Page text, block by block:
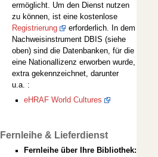
ermöglicht. Um den Dienst nutzen
zu können, ist eine kostenlose
Registrierung
erforderlich. In dem
Nachweisinstrument DBIS (siehe
oben) sind die Datenbanken, für die
eine Nationallizenz erworben wurde,
extra gekennzeichnet, darunter
u.a. :
eHRAF World Cultures
Fernleihe & Lieferdienst
Fernleihe über Ihre Bibliothek: